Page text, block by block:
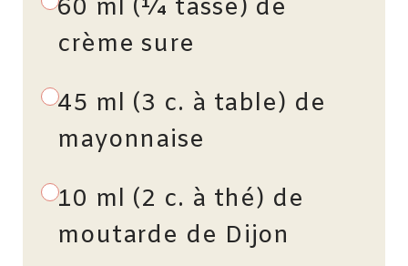
60 ml (¼ tasse) de
crème sure
45 ml (3 c. à table) de
mayonnaise
10 ml (2 c. à thé) de
moutarde de Dijon